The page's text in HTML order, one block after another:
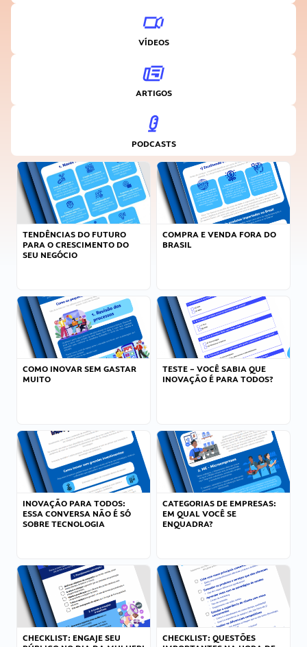
VÍDEOS
ARTIGOS
PODCASTS
TENDÊNCIAS DO FUTURO
PARA O CRESCIMENTO DO
SEU NEGÓCIO
COMPRA E VENDA FORA DO
BRASIL
COMO INOVAR SEM GASTAR
MUITO
TESTE – VOCÊ SABIA QUE
INOVAÇÃO É PARA TODOS?
INOVAÇÃO PARA TODOS:
ESSA CONVERSA NÃO É SÓ
SOBRE TECNOLOGIA
CATEGORIAS DE EMPRESAS:
EM QUAL VOCÊ SE
ENQUADRA?
CHECKLIST: ENGAJE SEU
CHECKLIST: QUESTÕES